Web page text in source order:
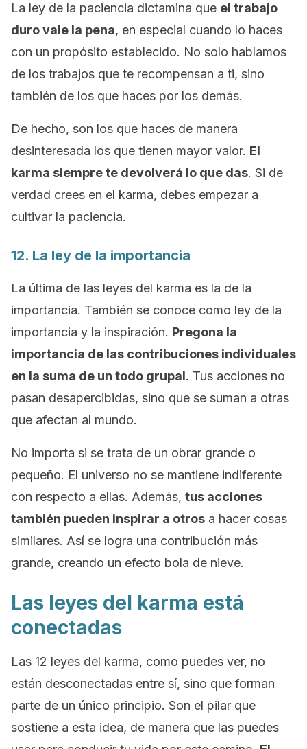
La ley de la paciencia dictamina que el trabajo
duro vale la pena, en especial cuando lo haces
con un propósito establecido. No solo hablamos
de los trabajos que te recompensan a ti, sino
también de los que haces por los demás.
De hecho, son los que haces de manera
desinteresada los que tienen mayor valor. El
karma siempre te devolverá lo que das. Si de
verdad crees en el karma, debes empezar a
cultivar la paciencia.
12. La ley de la importancia
La última de las leyes del karma es la de la
importancia. También se conoce como ley de la
importancia y la inspiración. Pregona la
importancia de las contribuciones individuales
en la suma de un todo grupal. Tus acciones no
pasan desapercibidas, sino que se suman a otras
que afectan al mundo.
No importa si se trata de un obrar grande o
pequeño. El universo no se mantiene indiferente
con respecto a ellas. Además, tus acciones
también pueden inspirar a otros a hacer cosas
similares. Así se logra una contribución más
grande, creando un efecto bola de nieve.
Las leyes del karma está
conectadas
Las 12 leyes del karma, como puedes ver, no
están desconectadas entre sí, sino que forman
parte de un único principio. Son el pilar que
sostiene a esta idea, de manera que las puedes